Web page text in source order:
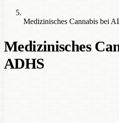
Medizinisches Cannabis bei
Medizinisches
ADHS